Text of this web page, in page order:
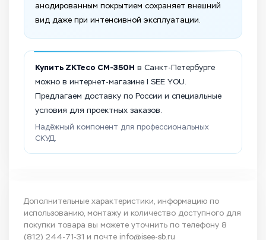
анодированным покрытием сохраняет внешний
вид даже при интенсивной эксплуатации.
Купить ZKTeco CM-350H в Санкт-Петербурге
можно в интернет-магазине I SEE YOU.
Предлагаем доставку по России и специальные
условия для проектных заказов.
Надёжный компонент для профессиональных
СКУД.
Дополнительные характеристики, информацию по
использованию, монтажу и количество доступного для
покупки товара вы можете уточнить по телефону 8
(812) 244-71-31 и почте info@isee-sb.ru